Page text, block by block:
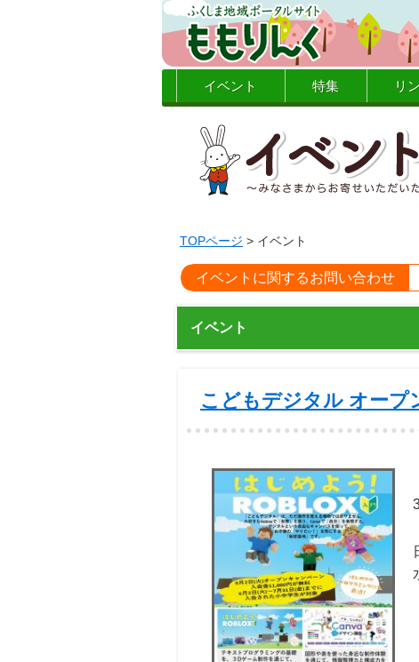
イベント 特集 リ
TOPページ > イベント
イベントに関するお問い合わせ
イベント
こどもデジタル オープ